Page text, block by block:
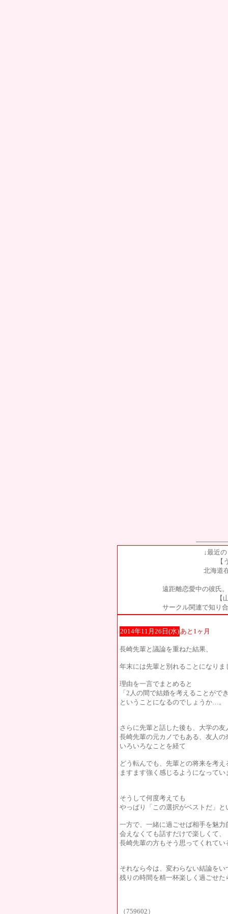
↓最近
【
北海道
遠距離恋愛中の彼氏
【
サークル関連で知り
2014年11月26日(水)あと1ヶ月
長崎先輩と議論を重ねた結果、
年末には先輩と別れることになりま
理由を一言でまとめると
「2人の間で結婚を考えることがで
ということになるのでしょうか…。
さらに先輩と話した後も、大学の
長崎先輩の元カノでもある、友人
いろいろなことを経て
どう転んでも、先輩との将来を考
ますます強く感じるようになってい
そうして何度考えても
やっぱり「この選択がベストだ」
一方で、一緒に過ごせば相手を魅力
会えなくても話すだけで楽しくて、
長崎先輩の方もそう思ってくれてい
それなら今は、変わらない結論を
残りの時間を精一杯楽しく過ごせ
（759602）